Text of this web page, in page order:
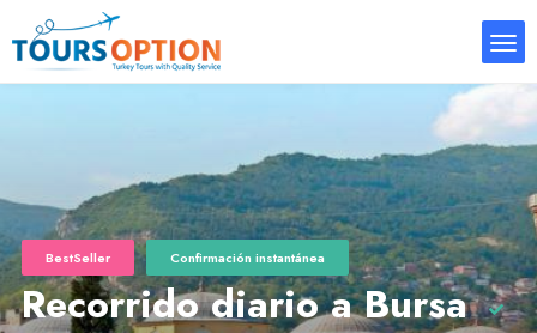
BestSeller Confirmación instantánea
Recorrido diario a Bursa